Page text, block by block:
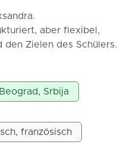
aber flexibel,
den Zielen des Schülers.
Arbeit, Schule oder
ermutigende
Sprech-, Hör- und
für Schritt verbessern
zu helfen, Ihre
Srbija
französisch